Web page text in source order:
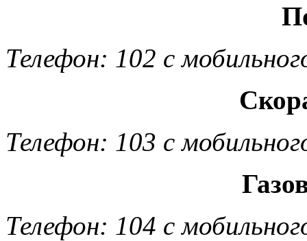
Телефон: 102 с
Телефон: 103 с
Телефон: 104 с